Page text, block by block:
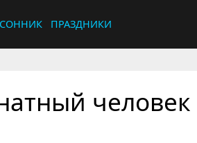
СОННИК ПРАЗДНИКИ
человек